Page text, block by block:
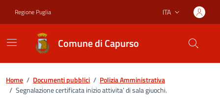
Regione Puglia Lingua attiva:
ITA
Comune di Capurso
Home / Documenti pubblici / Polizia Amministrativa
/ Segnalazione certificata inizio attivita’ di sala giuochi.